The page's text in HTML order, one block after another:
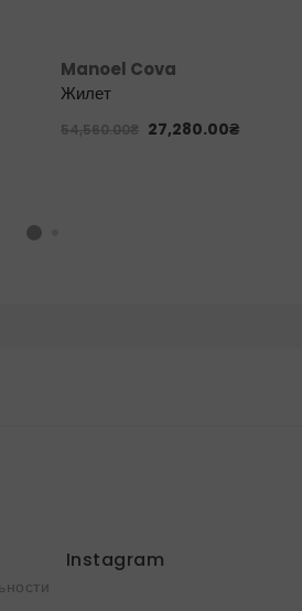
Manoel Cova
Жилет
54,560.00₴ 27,280.00₴
Instagram